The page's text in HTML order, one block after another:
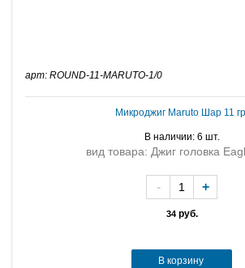
арт: ROUND-11-MARUTO-1/0
Микроджиг Maruto Шар 11
В наличии: 6 шт.
вид товара: Джиг головка
34руб.
- +
В корзину